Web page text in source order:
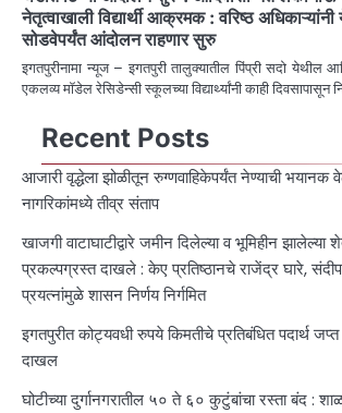
नेतृत्वाखाली विद्यार्थी आक्रमक : वरिष्ठ
सोडवेपर्यंत आंदोलन राहणार सुरु
इगतपुरीनामा न्यूज – इगतपुरी तालुक्यातील पिंप्री सदो येथील
एकलव्य मॉडेल रेसिडेन्सी स्कूलच्या विद्यार्थ्यांनी काही दिवसापासून
Recent Posts
आजारी वृद्धेला झोळीतून रुग्णवाहिकेपर्यंत नेण्याची
नागरिकांमध्ये तीव्र संताप
खाजगी वाटाघाटीद्वारे जमीन दिलेल्या व भूमिहीन झालेल्या
प्रकल्पग्रस्त दाखले : केए प्रतिष्ठानचे राजेंद्र घारे,
प्रयत्नांमुळे शासन निर्णय निर्गमित
इगतपुरीत कोट्यवधी रुपये किमतीचे प्रतिबंधित पदार्थ
दाखल
घोटीच्या दुर्गानगरातील ५० ते ६० कुटुंबांचा रस्ता बंद :